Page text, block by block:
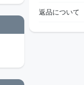
返品について